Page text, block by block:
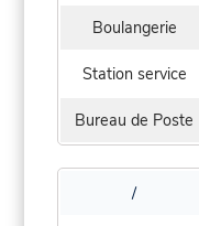
Boulangerie
Station service
Bureau de Poste
/